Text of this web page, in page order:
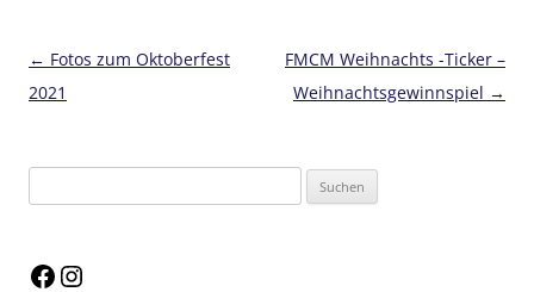
Beitragsnavigation
← Fotos zum Oktoberfest
2021
FMCM Weihnachts -Ticker –
Weihnachtsgewinnspiel →